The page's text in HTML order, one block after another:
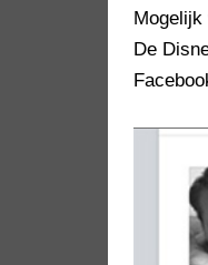
Mogelijk
De